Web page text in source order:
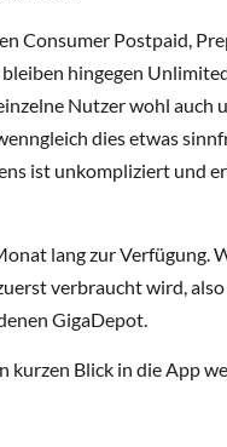
Consumer Postpaid,
hingegen
Nutzer wohl auch
dies etwas
ist unkompliziert und
lang zur Verfügung.
verbraucht wird,
GigaDepot.
kurzen Blick in die App